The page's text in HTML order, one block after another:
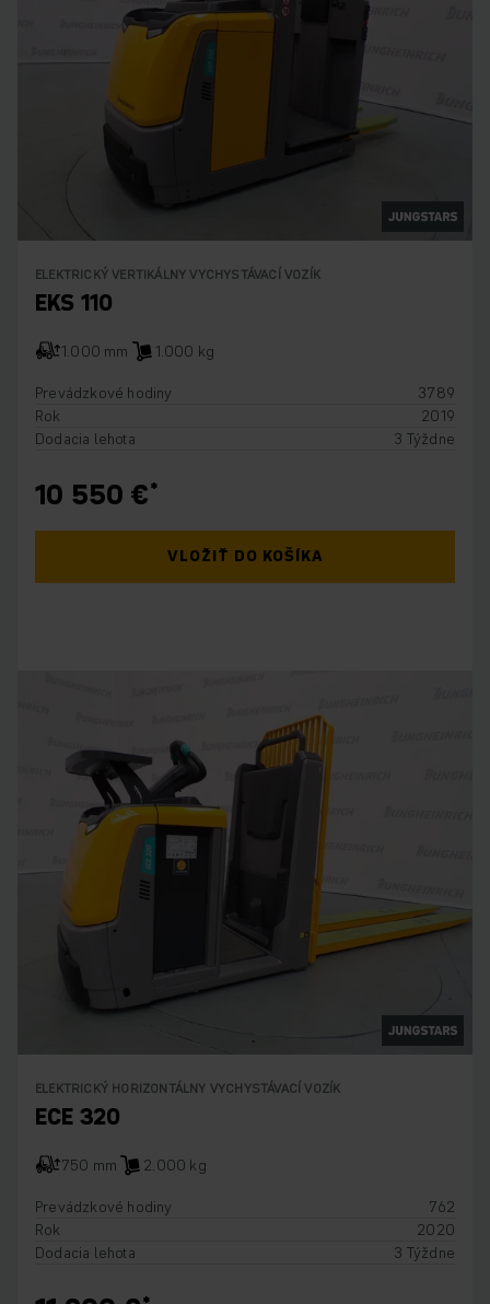
ELEKTRICKÝ VERTIKÁLNY VYCHYSTÁVACÍ VOZÍK
EKS 110
1.000 mm
1.000 kg
Prevádzkové hodiny
3789
Rok
2019
Dodacia lehota
3 Týždne
10 550 €
VLOŽIŤ DO KOŠÍKA
ELEKTRICKÝ HORIZONTÁLNY VYCHYSTÁVACÍ VOZÍK
ECE 320
750 mm
2.000 kg
Prevádzkové hodiny
762
Rok
2020
Dodacia lehota
3 Týždne